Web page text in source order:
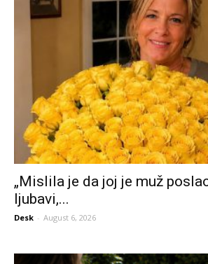
„Mislila je da joj je muž
ljubavi,...
Desk - August 6, 2026